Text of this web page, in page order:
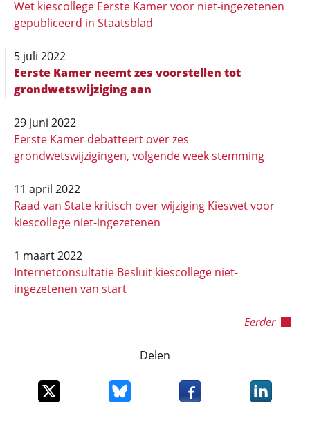
Wet kiescollege Eerste Kamer voor niet-ingezetenen
gepubliceerd in Staatsblad
5 juli 2022
Eerste Kamer neemt zes voorstellen tot
grondwetswijziging aan
29 juni 2022
Eerste Kamer debatteert over zes
grondwetswijzigingen, volgende week stemming
11 april 2022
Raad van State kritisch over wijziging Kieswet voor
kiescollege niet-ingezetenen
1 maart 2022
Internetconsultatie Besluit kiescollege niet-
ingezetenen van start
Eerder
Delen
Deel dit item op XDeel dit item op Bluesky
Deel dit item opDeel dit